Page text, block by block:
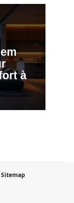
à
Sitemap